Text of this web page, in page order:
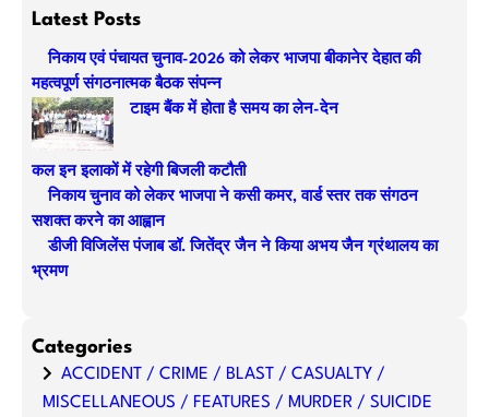
a
h
Latest Posts
निकाय एवं पंचायत चुनाव-2026 को लेकर भाजपा बीकानेर देहात की
महत्वपूर्ण संगठनात्मक बैठक संपन्न
टाइम बैंक में होता है समय का लेन-देन
कल इन इलाकों में रहेगी बिजली कटौती
निकाय चुनाव को लेकर भाजपा ने कसी कमर, वार्ड स्तर तक संगठन
सशक्त करने का आह्वान
डीजी विजिलेंस पंजाब डॉ. जितेंद्र जैन ने किया अभय जैन ग्रंथालय का
भ्रमण
Categories
ACCIDENT / CRIME / BLAST / CASUALTY /
MISCELLANEOUS / FEATURES / MURDER / SUICIDE